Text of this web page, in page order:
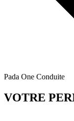
Pada One Conduite
VOTRE